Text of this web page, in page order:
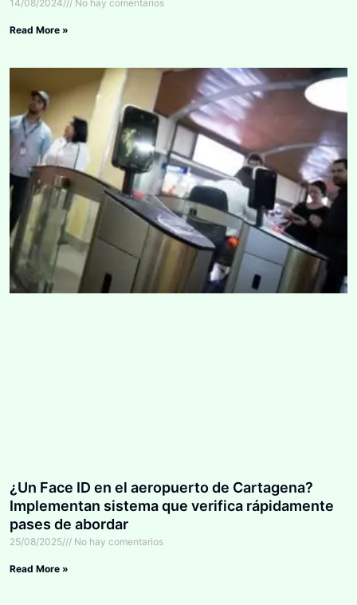
14/08/2024 No hay comentarios
Read More »
¿Un Face ID en el aeropuerto de Cartagena?
Implementan sistema que verifica rápidamente
pases de abordar
25/08/2025 No hay comentarios
Read More »